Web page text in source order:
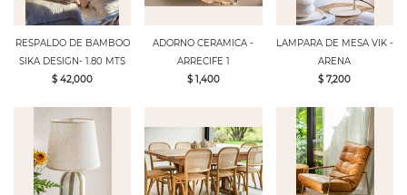
RESPALDO DE BAMBOO
SIKA DESIGN- 1.80 MTS
$ 42,000
ADORNO CERAMICA -
ARRECIFE 1
$ 1,400
LAMPARA DE MESA VIK -
ARENA
$ 7,200